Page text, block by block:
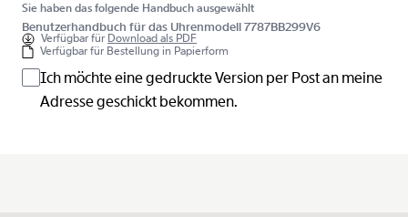
Sie haben das folgende Handbuch ausgewählt
Benutzerhandbuch für das Uhrenmodell 7787BB299V6
Verfügbar für Download als PDF
Verfügbar für Bestellung in Papierform
Ich möchte eine gedruckte Version per Post an meine
Adresse geschickt bekommen.